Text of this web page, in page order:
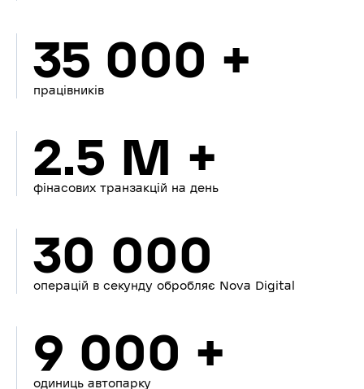
35 000 +
працівників
2.5 M +
фінасових транзакцій на день
30 000
операцій в секунду обробляє Nova Digital
9 000 +
одиниць автопарку